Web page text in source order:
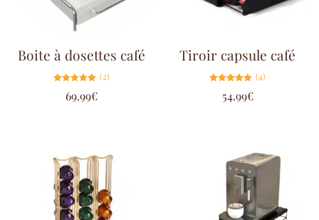
Boite à dosettes café
5.00
sur 5
(2)
69.99€
Tiroir capsule café
5.00
sur 5
(4)
54.99€